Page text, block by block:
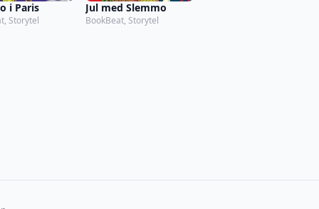
i Paris
Storytel
Jul med Slemmo
BookBeat, Storytel